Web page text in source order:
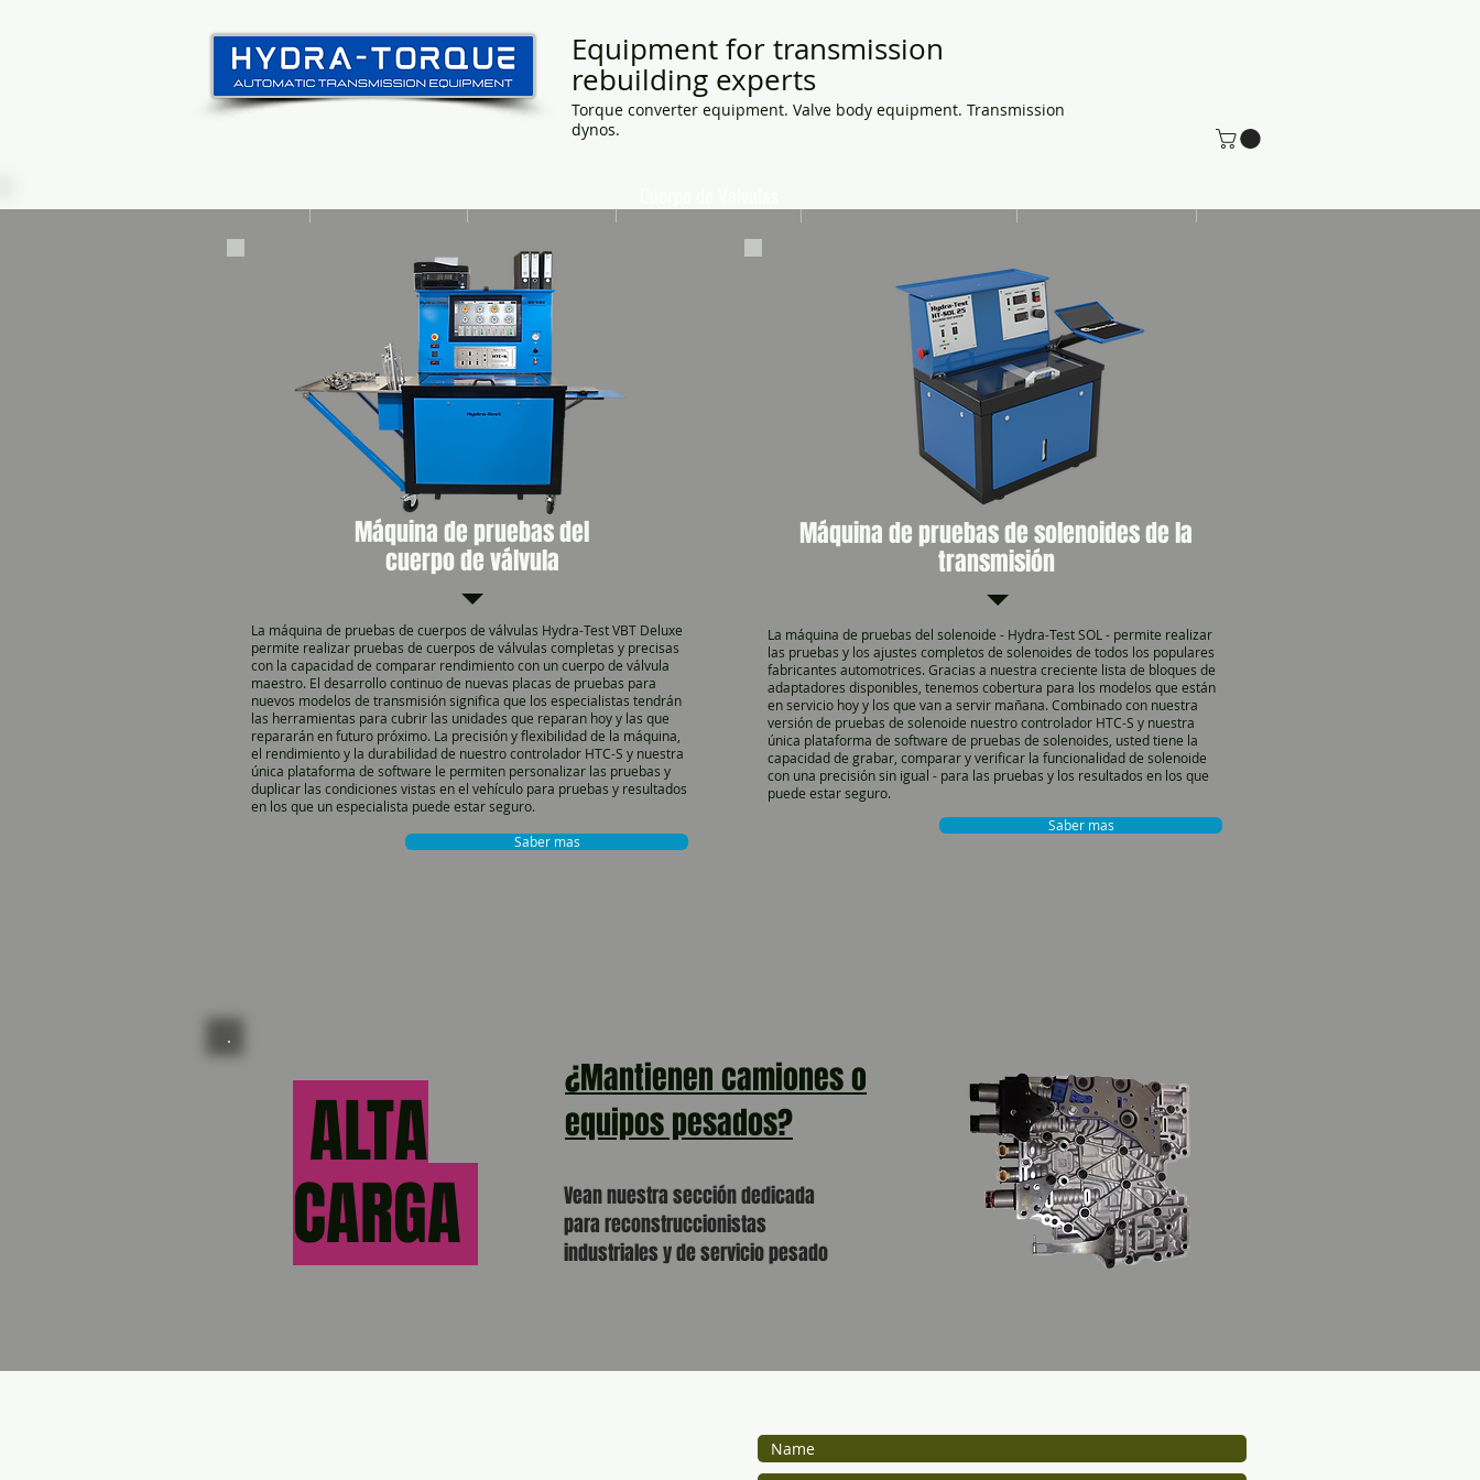
Equipment for transmission
rebuilding experts
Torque converter equipment. Valve body equipment. Transmission
dynos.
Máquina de pruebas del
cuerpo de válvula
La máquina de pruebas de cuerpos de válvulas Hydra-Test VBT Deluxe
permite realizar pruebas de cuerpos de válvulas completas y precisas
con la capacidad de comparar rendimiento con un cuerpo de válvula
maestro. El desarrollo continuo de nuevas placas de pruebas para
nuevos modelos de transmisión significa que los especialistas tendrán
las herramientas para cubrir las unidades que reparan hoy y las que
repararán en futuro próximo. La precisión y flexibilidad de la máquina,
el rendimiento y la durabilidad de nuestro controlador HTC-S y nuestra
única plataforma de software le permiten personalizar las pruebas y
duplicar las condiciones vistas en el vehículo para pruebas y resultados
en los que un especialista puede estar seguro.
Saber mas
Máquina de pruebas de solenoides de la
transmisión
La máquina de pruebas del solenoide - Hydra-Test SOL - permite realizar
las pruebas y los ajustes completos de solenoides de todos los populares
fabricantes automotrices. Gracias a nuestra creciente lista de bloques de
adaptadores disponibles, tenemos cobertura para los modelos que están
en servicio hoy y los que van a servir mañana. Combinado con nuestra
versión de pruebas de solenoide nuestro controlador HTC-S y nuestra
única plataforma de software de pruebas de solenoides, usted tiene la
capacidad de grabar, comparar y verificar la funcionalidad de solenoide
con una precisión sin igual - para las pruebas y los resultados en los que
puede estar seguro.
Saber mas
ALTA
CARGA
¿Mantienen camiones o
equipos pesados?
Vean nuestra sección dedicada
para reconstruccionistas
industriales y de servicio pesado